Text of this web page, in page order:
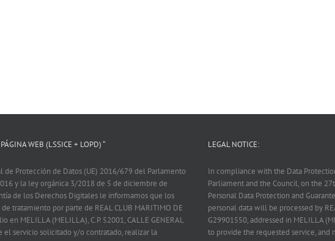
WEB (LSSICE + LOPD) “
Protección de Datos (UE) 2016/679 del Parlamento
y la ley orgánica 3/2018 de 5 de diciembre de
de los Derechos Digitales le informamos que los
tratamiento por parte de REAL CLUB MARITIMO DE
en MELILLA (MELILLA), C.P. 52001, CALLE GENERAL
el servicio solicitado y/o contratado, realizar la
LEGAL NOTICE:
In compliance with the Data
Parliament and the Council, on the
Personal Data Protection and
personal data will be processed by
G29901550, addressed in MELILLA
to provide the requested service,